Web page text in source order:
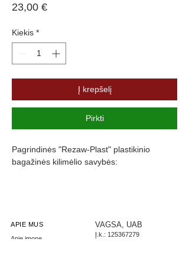
23,00 €Price
Kiekis *
Į krepšelį
Pirkti
Pagrindinės "Rezaw-Plast" plastikinio
bagažinės kilimėlio savybės:
Pagamintas iš polietileno
Turi gofruotą paviršių
APIE MUS
Apie įmonę
VAGSA, UAB
Į.k.: 125367279